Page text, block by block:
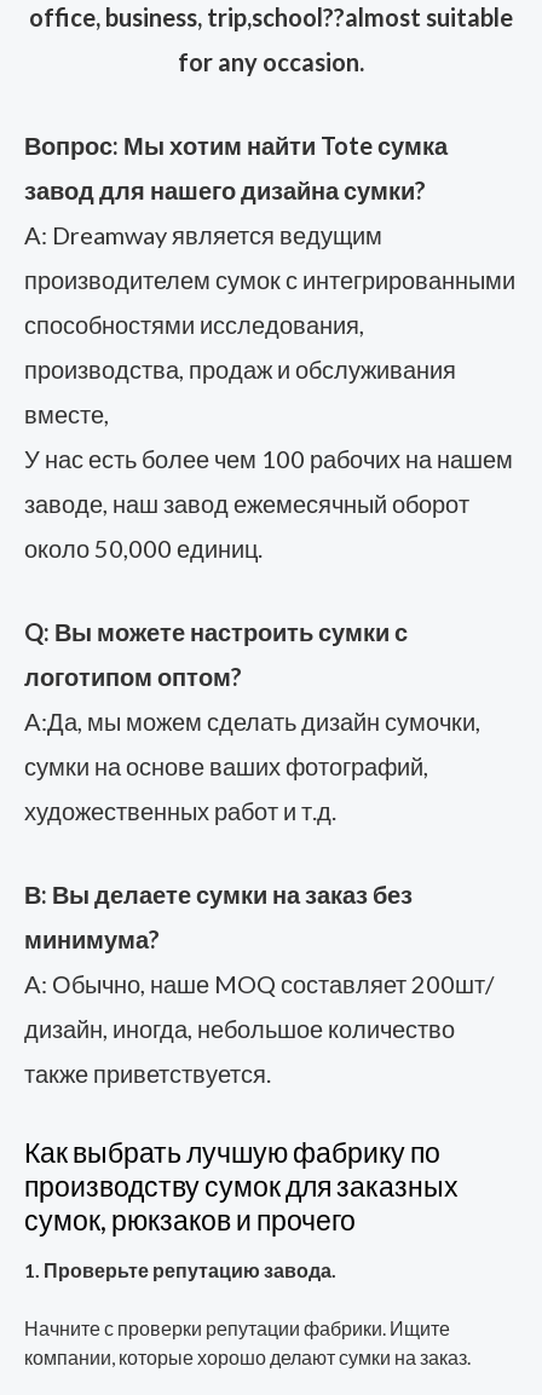
office, business, trip,school??almost suitable
for any occasion.
Вопрос: Мы хотим найти Tote сумка
завод для нашего дизайна сумки?
A: Dreamway является ведущим
производителем сумок с интегрированными
способностями исследования,
производства, продаж и обслуживания
вместе,
У нас есть более чем 100 рабочих на нашем
заводе, наш завод ежемесячный оборот
около 50,000 единиц.
Q: Вы можете настроить сумки с
логотипом оптом?
A:Да, мы можем сделать дизайн сумочки,
сумки на основе ваших фотографий,
художественных работ и т.д.
В: Вы делаете сумки на заказ без
минимума?
A: Обычно, наше MOQ составляет 200шт/
дизайн, иногда, небольшое количество
также приветствуется.
Как выбрать лучшую фабрику по
производству сумок для заказных
сумок, рюкзаков и прочего
1. Проверьте репутацию завода.
Начните с проверки репутации фабрики. Ищите
компании, которые хорошо делают сумки на заказ.